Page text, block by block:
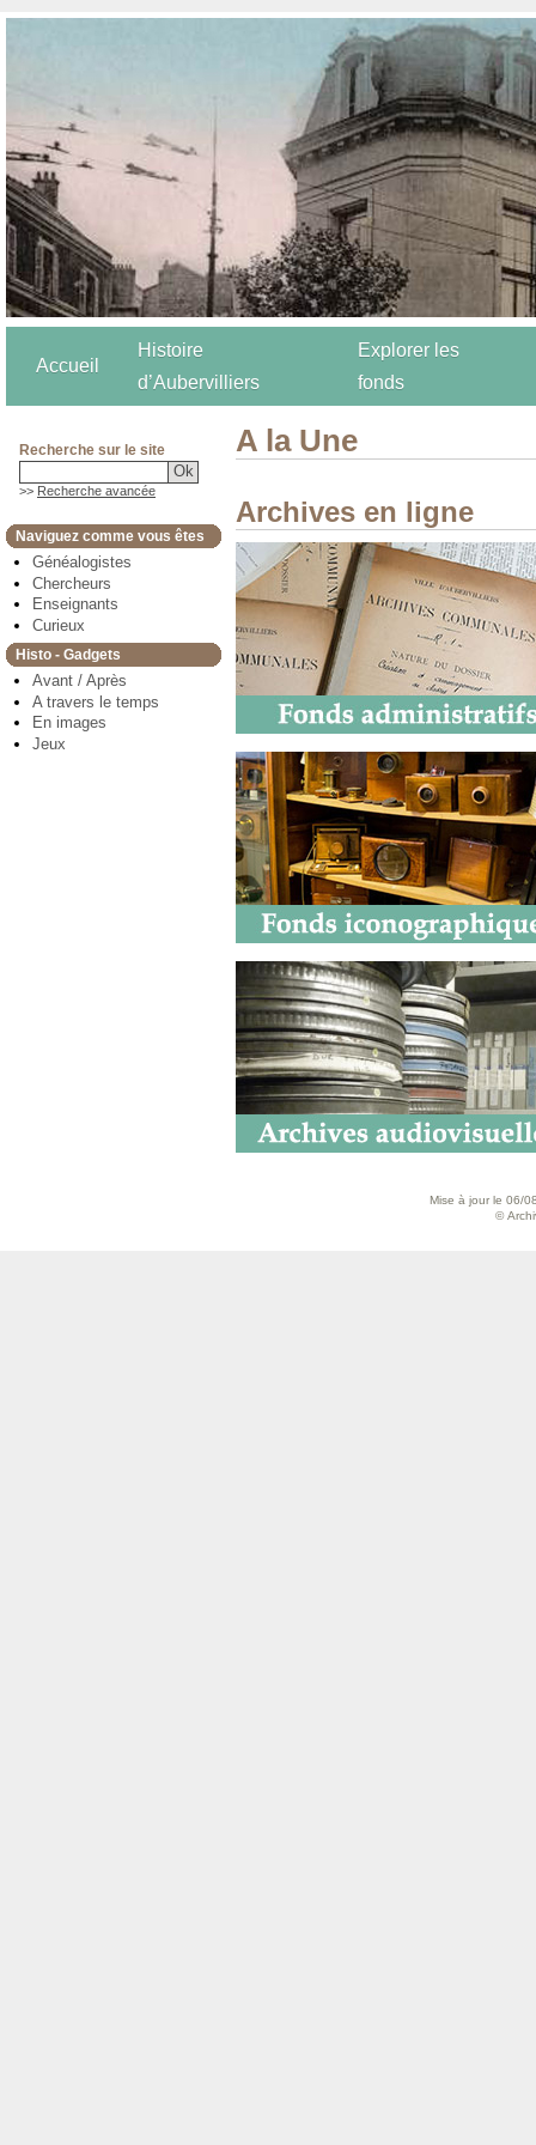
Accueil
Histoire
d’Aubervilliers
Explorer les
fonds
Recherche sur le site
>> Recherche avancée
Naviguez comme vous êtes
Généalogistes
Chercheurs
Enseignants
Curieux
Histo - Gadgets
Avant / Après
A travers le temps
En images
Jeux
A la Une
Archives en ligne
Mise à jour le 06/
©